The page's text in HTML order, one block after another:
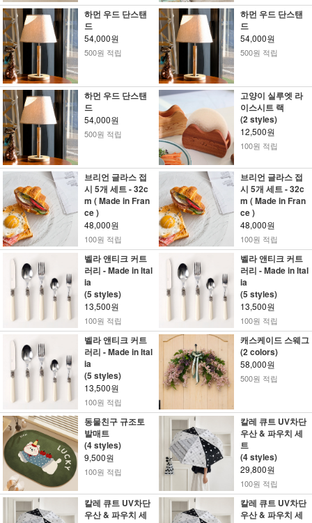
하먼 우드 단스탠
드
54,000원
500원 적립
하먼 우드 단스탠
드
54,000원
500원 적립
하먼 우드 단스탠
드
54,000원
500원 적립
고양이 실루엣 라
이스시트 랙
(2 styles)
12,500원
100원 적립
브리언 글라스 접
시 5개 세트 - 32c
m ( Made in Fran
ce )
48,000원
100원 적립
브리언 글라스 접
시 5개 세트 - 32c
m ( Made in Fran
ce )
48,000원
100원 적립
벨라 앤티크 커트
러리 - Made in Ital
ia
(5 styles)
13,500원
100원 적립
벨라 앤티크 커트
러리 - Made in Ital
ia
(5 styles)
13,500원
100원 적립
벨라 앤티크 커트
러리 - Made in Ital
ia
(5 styles)
13,500원
100원 적립
캐스케이드 스웨그
(2 colors)
58,000원
500원 적립
동물친구 규조토
발매트
(4 styles)
9,500원
100원 적립
칼레 큐트 UV차단
우산 & 파우치 세
트
(4 styles)
29,800원
100원 적립
칼레 큐트 UV차단
우산 & 파우치 세
칼레 큐트 UV차단
우산 & 파우치 세